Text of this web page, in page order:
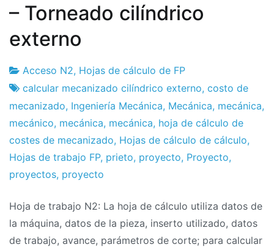
– Torneado cilíndrico
externo
Fábrica
de
proyectos
16
de
junio
de
2019
Acceso N2, Hojas de cálculo de FP
calcular mecanizado cilíndrico externo, costo de
mecanizado, Ingeniería Mecánica, Mecánica, mecánica,
mecánico, mecánica, mecánica, hoja de cálculo de
costes de mecanizado, Hojas de cálculo de cálculo,
Hojas de trabajo FP, prieto, proyecto, Proyecto,
proyectos, proyecto
Hoja de trabajo N2: La hoja de cálculo utiliza datos de
la máquina, datos de la pieza, inserto utilizado, datos
de trabajo, avance, parámetros de corte; para calcular